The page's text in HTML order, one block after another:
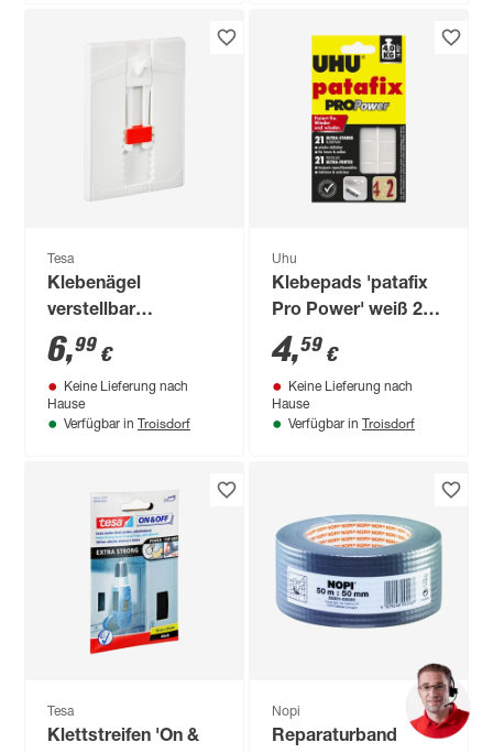
Tesa
Klebenägel
verstellbar
Tapete/Putz weiß 2
Stück 2 kg
6,99 €
Keine Lieferung nach
Hause
Verfügbar in Troisdorf
Uhu
Klebepads 'patafix
Pro Power' weiß 21
Stück
4,59 €
Keine Lieferung nach
Hause
Verfügbar in Troisdorf
Tesa
Klettstreifen 'On &
Nopi
Reparaturband